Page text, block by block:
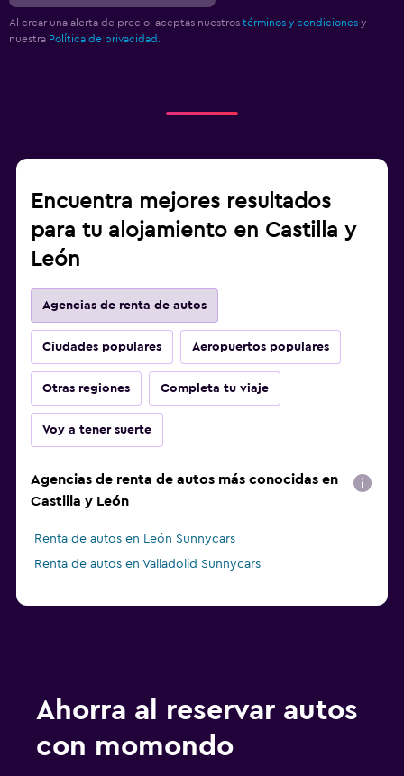
Al crear una alerta de precio, aceptas nuestros términos y condiciones y
nuestra Política de privacidad.
Encuentra mejores resultados
para tu alojamiento en Castilla y
León
Agencias de renta de autos
Ciudades populares Aeropuertos populares
Otras regiones Completa tu viaje
Voy a tener suerte
Agencias de renta de autos más conocidas en
Castilla y León
Renta de autos en León Sunnycars
Renta de autos en Valladolid Sunnycars
Ahorra al reservar autos
con momondo